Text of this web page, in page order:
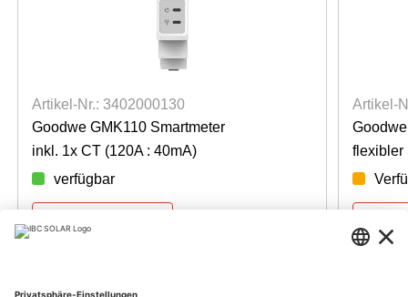
Artikel-Nr.: 3402000130
Goodwe GMK110 Smartmeter
inkl. 1x CT (120A : 40mA)
verfügbar
Artikel-
flexibler